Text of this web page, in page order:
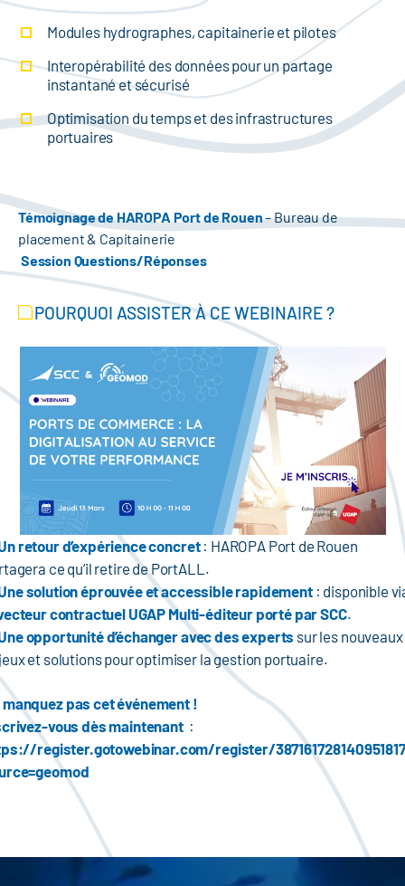
Modules hydrographes, capitainerie et pilotes
Interopérabilité des données pour un partage
instantané et sécurisé
Optimisation du temps et des infrastructures
portuaires
Témoignage de HAROPA Port de Rouen– Bureau de
placement & Capitainerie
Session Questions/Réponses
POURQUOI ASSISTER À CE WEBINAIRE ?
retour d’expérience concret: HAROPA Port de Rouen
ce qu’il retire de PortALL.
solution éprouvée et accessible rapidement: disponible
contractuel UGAP Multi-éditeur porté par SCC.
opportunité d’échanger avec des experts sur les nouveaux
et solutions pour optimiser la gestion portuaire.
manquez pas cet événement !
vous dès maintenant:
register.gotowebinar.com/register/